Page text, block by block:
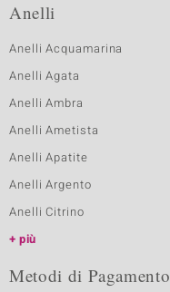
Anelli
Anelli Acquamarina
Anelli Agata
Anelli Ambra
Anelli Ametista
Anelli Apatite
Anelli Argento
Anelli Citrino
più
Metodi di Pagamento